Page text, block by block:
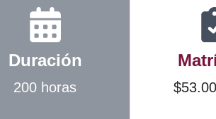
Duración
200 horas